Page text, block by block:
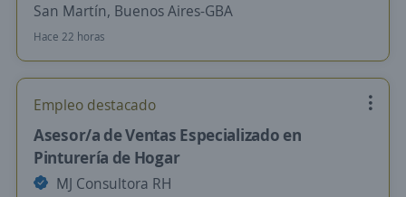
San Martín, Buenos Aires-GBA
Hace 22 horas
Empleo destacado
Asesor/a de Ventas Especializado en
Pinturería de Hogar
MJ Consultora RH